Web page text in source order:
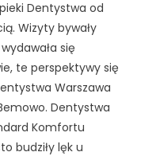
Dentystwa od
Wizyty bywały
się
te perspektywy się
Warszawa
Dentystwa
Komfortu
budziły lęk u